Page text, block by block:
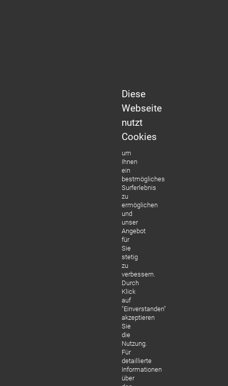
Diese
Webseite
nutzt
Cookies
um
Ihnen
ein
bestmögliches
Surferlebnis
zu
ermöglichen
und
unser
Angebot
für
Sie
stetig
zu
verbessern.
Durch
Klick
auf
"Einverstanden"
akzeptieren
Sie
die
Nutzung.
Für
detaillierte
Informationen
über